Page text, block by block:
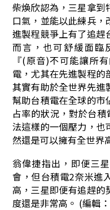
柴煥欣認為，三星拿到
口氣，並能以此練兵
進製程競爭上有了追
而言，也可舒緩面臨
『(原音)不可能讓所
電，尤其在先進製程的
其實有助於全世界先進
幫助台積電在全球的市
占率的狀況，對於台
法這樣的一個壓力，也
然還是可以擁有全世界
翁偉捷指出，即便三
會，但台積電2奈米進
高，三星即便有追趕
度還是非常高。 (編輯